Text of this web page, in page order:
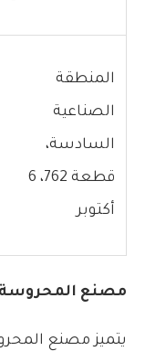
المنطقة
الصناعية
السادسة،
قطعة 762، 6
أكتوبر
مصنع المحروسة
يتميز مصنع